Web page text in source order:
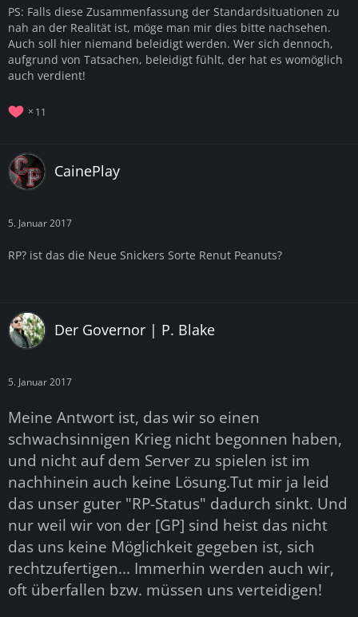
PS: Falls diese Zusammenfassung der Standardsituationen zu
nah an der Realität ist, möge man mir dies bitte nachsehen.
Auch soll hier niemand beleidigt werden. Wer sich dennoch,
aufgrund von Tatsachen, beleidigt fühlt, der hat es womöglich
auch verdient!
11
CainePlay
5. Januar 2017
RP? ist das die Neue Snickers Sorte Renut Peanuts?
Der Governor | P. Blake
5. Januar 2017
Meine Antwort ist, das wir so einen
schwachsinnigen Krieg nicht begonnen haben,
und nicht auf dem Server zu spielen ist im
nachhinein auch keine Lösung.Tut mir ja leid
das unser guter "RP-Status" dadurch sinkt. Und
nur weil wir von der [GP] sind heist das nicht
das uns keine Möglichkeit gegeben ist, sich
rechtzufertigen... Immerhin werden auch wir,
oft überfallen bzw. müssen uns verteidigen!